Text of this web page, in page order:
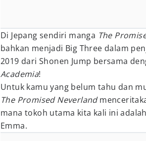
Di Jepang sendiri manga The
bahkan menjadi Big Three dalam
2019 dari Shonen Jump bersama
Academia!
Untuk kamu yang belum tahu dan
The Promised Neverland
mana tokoh utama kita kali ini
Emma.